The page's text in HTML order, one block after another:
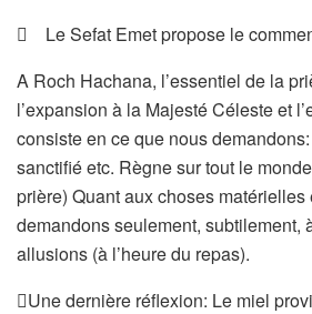
 Le Sefat Emet propose le
A Roch Hachana, l’essentiel de la
l’expansion à la Majesté Céleste et
consiste en ce que nous
sanctifié etc. Règne sur tout le
prière) Quant aux choses
demandons seulement, subtilement,
allusions (à l’heure du repas).
Une dernière réflexion: Le miel